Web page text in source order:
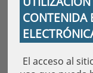
CONTENIDA
El acceso al